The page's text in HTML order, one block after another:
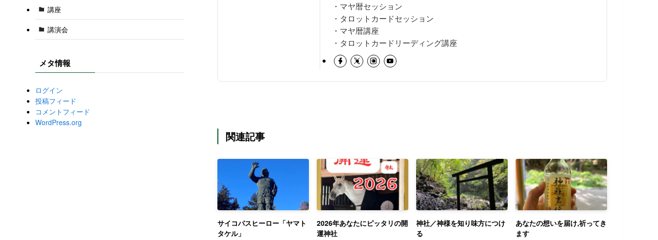
・マヤ暦セッション
・タロットカードセッション
・マヤ暦講座
・タロットカードリーディング講座
関連記事
サイコパスヒーロー「ヤマト
タケル」
2026年あなたにピッタリの開
運神社
神社／神様を知り味方につけ
る
あなたの想いを届け,祈ってき
ます
講座
講演会
メタ情報
ログイン
投稿フィード
コメントフィード
WordPress.org